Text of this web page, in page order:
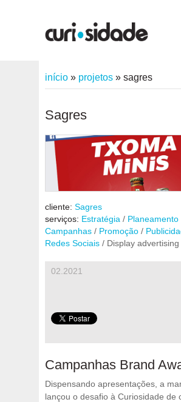
início » projetos » sagres
Sagres
cliente: Sagres
serviços: Estratégia / Planeamento
Campanhas / Promoção /
Redes Sociais / Display advertising
02.2021
Campanhas Brand
Dispensando apresentações, a
lançou o desafio à Curiosidade de